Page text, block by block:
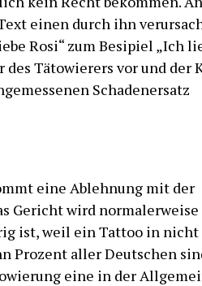
einen durch ihn
Rosi“ zum Besipiel „Ich
Tätowierers vor und der
Schadenersatz
eine Ablehnung mit der
Gericht wird normalerweise
ist, weil ein Tattoo in nicht
Prozent aller Deutschen
eine in der